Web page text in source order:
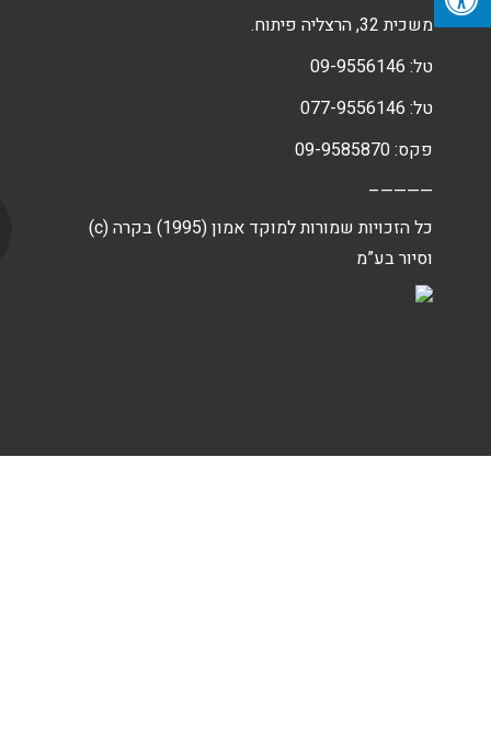
משכית 32, הרצליה פיתוח.
09-9556146
077-9556146
פקס: 09-9585870
————–
(c) כל הזכויות שמורות למוקד אמון (1995) בקרה
וסיור בע”מ